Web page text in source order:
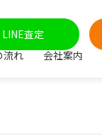
査定
流れ
会社案内